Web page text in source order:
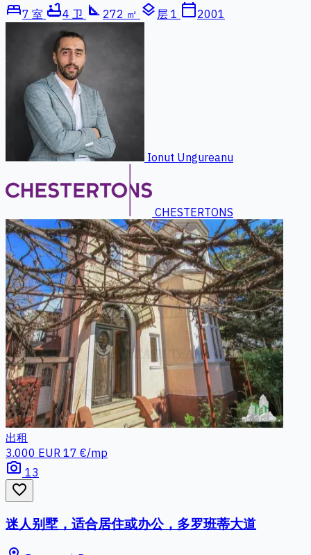
bed7 室 bathtub4 卫 square_foot 272 ㎡ layers 层 1 calendar_today2001
Ionut Ungureanu
CHESTERTONS
出租
3.000 EUR 17 €/mp
photo_camera 13
favorite_border
迷人别墅，适合居住或办公，多罗班蒂大道